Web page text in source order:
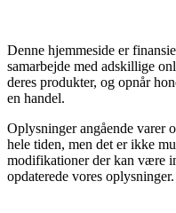
Denne hjemmeside er
samarbejde med adskillige
deres produkter, og opnår
en handel.
Oplysninger angående varer
hele tiden, men det er ikke
modifikationer der kan være
opdaterede vores oplysninger.